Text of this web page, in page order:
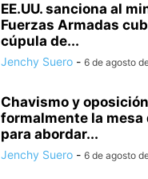
EE.UU. sanciona al
Fuerzas Armadas
cúpula de...
Jenchy Suero - 6 de agosto
Chavismo y
formalmente la mesa
para abordar...
Jenchy Suero - 6 de agosto